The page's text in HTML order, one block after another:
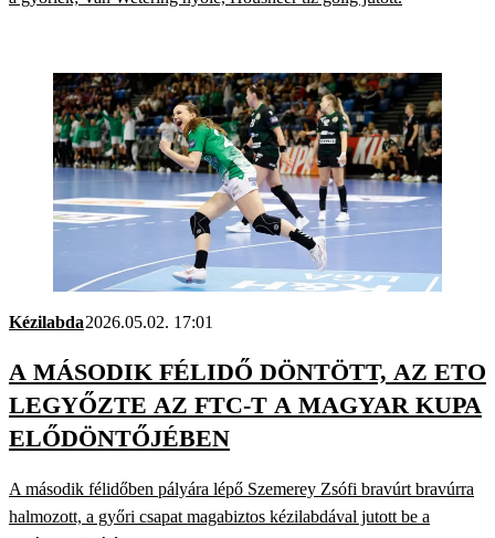
Kézilabda2026.05.02. 17:01
A MÁSODIK FÉLIDŐ DÖNTÖTT, AZ ETO
LEGYŐZTE AZ FTC-T A MAGYAR KUPA
ELŐDÖNTŐJÉBEN
A második félidőben pályára lépő Szemerey Zsófi bravúrt bravúrra
halmozott, a győri csapat magabiztos kézilabdával jutott be a